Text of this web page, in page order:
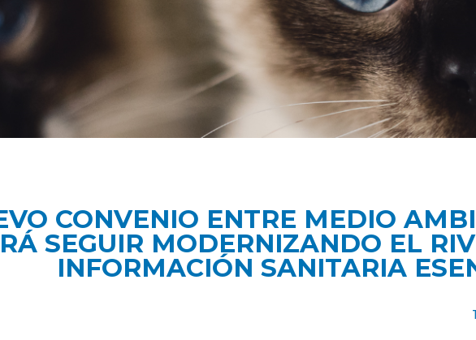
CONVENIO ENTRE MEDIO
SEGUIR MODERNIZANDO EL
INFORMACIÓN SANITARIA